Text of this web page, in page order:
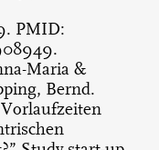
PMID:
Maria &
Bernd.
Vorlaufzeiten